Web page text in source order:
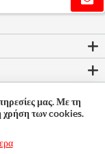
μας. Με τη
χρήση των cookies.